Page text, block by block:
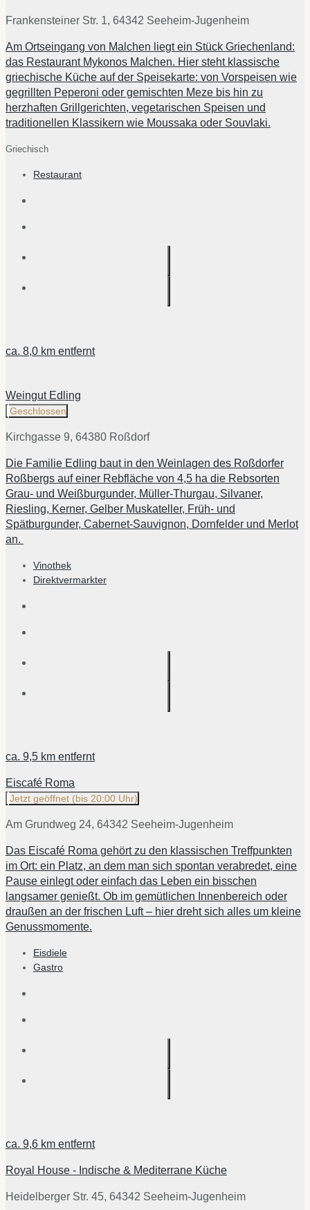
Frankensteiner Str. 1, 64342 Seeheim-Jugenheim
Am Ortseingang von Malchen liegt ein Stück Griechenland:
das Restaurant Mykonos Malchen. Hier steht klassische
griechische Küche auf der Speisekarte: von Vorspeisen wie
gegrillten Peperoni oder gemischten Meze bis hin zu
herzhaften Grillgerichten, vegetarischen Speisen und
traditionellen Klassikern wie Moussaka oder Souvlaki.
Griechisch
Restaurant
ca. 8,0 km entfernt
Weingut Edling
Geschlossen
Kirchgasse 9, 64380 Roßdorf
Die Familie Edling baut in den Weinlagen des Roßdorfer
Roßbergs auf einer Rebfläche von 4,5 ha die Rebsorten
Grau- und Weißburgunder, Müller-Thurgau, Silvaner,
Riesling, Kerner, Gelber Muskateller, Früh- und
Spätburgunder, Cabernet-Sauvignon, Dornfelder und Merlot
an.
Vinothek
Direktvermarkter
ca. 9,5 km entfernt
Eiscafé Roma
Jetzt geöffnet (bis 20:00 Uhr)
Am Grundweg 24, 64342 Seeheim-Jugenheim
Das Eiscafé Roma gehört zu den klassischen Treffpunkten
im Ort: ein Platz, an dem man sich spontan verabredet, eine
Pause einlegt oder einfach das Leben ein bisschen
langsamer genießt. Ob im gemütlichen Innenbereich oder
draußen an der frischen Luft – hier dreht sich alles um kleine
Genussmomente.
Eisdiele
Gastro
ca. 9,6 km entfernt
Royal House - Indische & Mediterrane Küche
Heidelberger Str. 45, 64342 Seeheim-Jugenheim